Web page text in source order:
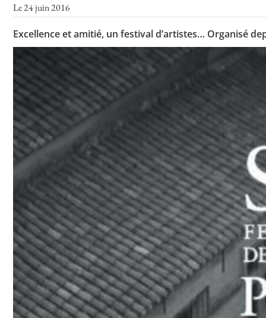
Le 24 juin 2016
Excellence et amitié, un festival d’artistes… Organisé